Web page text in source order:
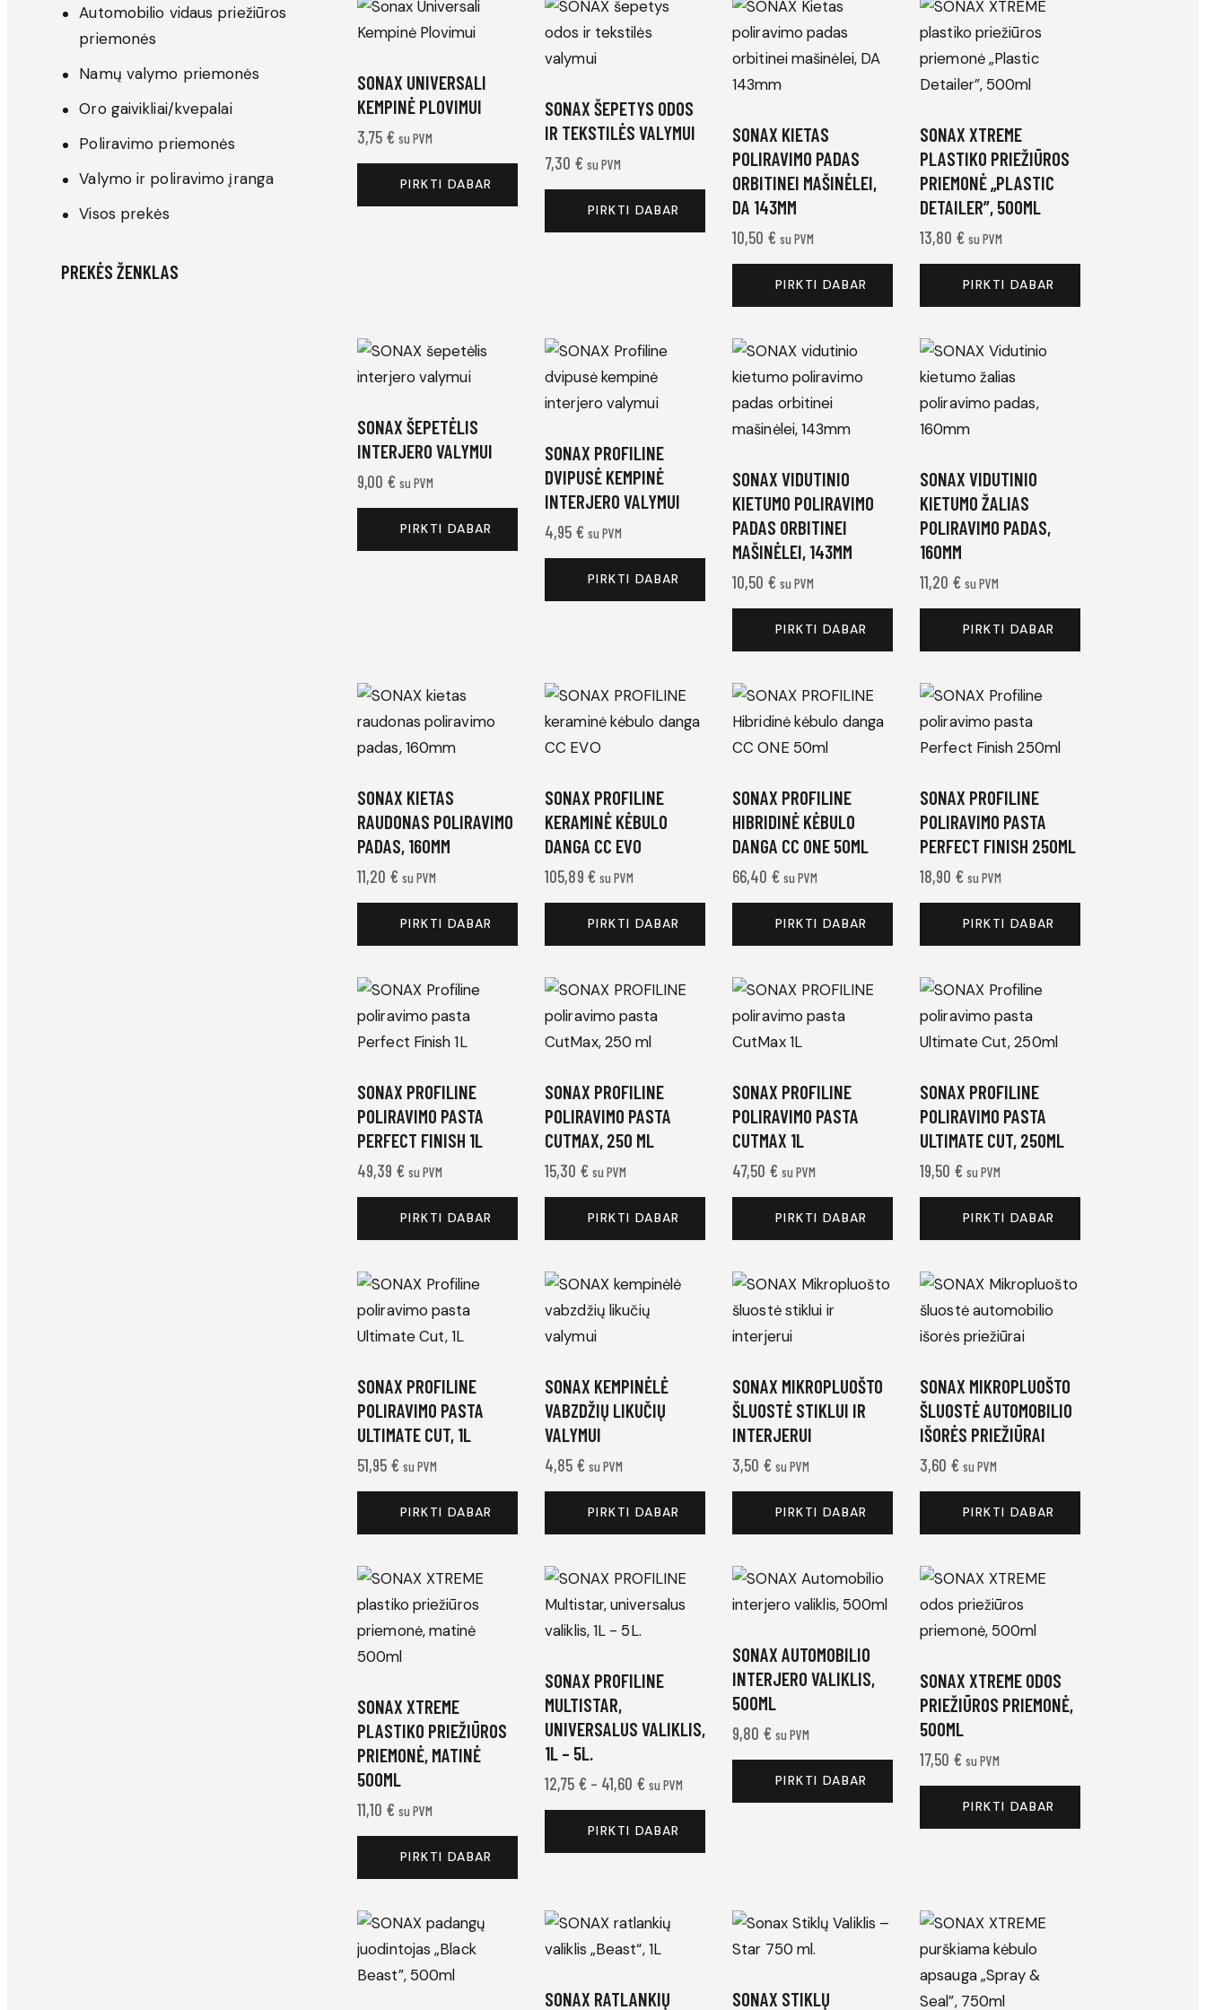
SONAX UNIVERSALI
KEMPINĖ PLOVIMUI
3,75 € su PVM
PIRKTI DABAR
SONAX ŠEPETYS ODOS
IR TEKSTILĖS VALYMUI
7,30 € su PVM
PIRKTI DABAR
SONAX KIETAS
POLIRAVIMO PADAS
ORBITINEI MAŠINĖLEI,
DA 143MM
10,50 € su PVM
PIRKTI DABAR
SONAX XTREME
PLASTIKO PRIEŽIŪROS
PRIEMONĖ „PLASTIC
DETAILER”, 500ML
13,80 € su PVM
PIRKTI DABAR
SONAX ŠEPETĖLIS
INTERJERO VALYMUI
9,00 € su PVM
PIRKTI DABAR
SONAX PROFILINE
DVIPUSĖ KEMPINĖ
INTERJERO VALYMUI
4,95 € su PVM
PIRKTI DABAR
SONAX VIDUTINIO
KIETUMO POLIRAVIMO
PADAS ORBITINEI
MAŠINĖLEI, 143MM
10,50 € su PVM
PIRKTI DABAR
SONAX VIDUTINIO
KIETUMO ŽALIAS
POLIRAVIMO PADAS,
160MM
11,20 € su PVM
PIRKTI DABAR
SONAX KIETAS
RAUDONAS POLIRAVIMO
PADAS, 160MM
11,20 € su PVM
PIRKTI DABAR
SONAX PROFILINE
KERAMINĖ KĖBULO
DANGA CC EVO
105,89 € su PVM
PIRKTI DABAR
SONAX PROFILINE
HIBRIDINĖ KĖBULO
DANGA CC ONE 50ML
66,40 € su PVM
PIRKTI DABAR
SONAX PROFILINE
POLIRAVIMO PASTA
PERFECT FINISH 250ML
18,90 € su PVM
PIRKTI DABAR
SONAX PROFILINE
POLIRAVIMO PASTA
PERFECT FINISH 1L
49,39 € su PVM
PIRKTI DABAR
SONAX PROFILINE
POLIRAVIMO PASTA
CUTMAX, 250 ML
15,30 € su PVM
PIRKTI DABAR
SONAX PROFILINE
POLIRAVIMO PASTA
CUTMAX 1L
47,50 € su PVM
PIRKTI DABAR
SONAX PROFILINE
POLIRAVIMO PASTA
ULTIMATE CUT, 250ML
19,50 € su PVM
PIRKTI DABAR
SONAX PROFILINE
POLIRAVIMO PASTA
ULTIMATE CUT, 1L
51,95 € su PVM
PIRKTI DABAR
SONAX KEMPINĖLĖ
VABZDŽIŲ LIKUČIŲ
VALYMUI
4,85 € su PVM
PIRKTI DABAR
SONAX MIKROPLUOŠTO
ŠLUOSTĖ STIKLUI IR
INTERJERUI
3,50 € su PVM
PIRKTI DABAR
SONAX MIKROPLUOŠTO
ŠLUOSTĖ AUTOMOBILIO
IŠORĖS PRIEŽIŪRAI
3,60 € su PVM
PIRKTI DABAR
SONAX XTREME
PLASTIKO PRIEŽIŪROS
PRIEMONĖ, MATINĖ
500ML
11,10 € su PVM
PIRKTI DABAR
SONAX PROFILINE
MULTISTAR,
UNIVERSALUS VALIKLIS,
1L – 5L.
12,75 € – 41,60 €Price
through
41,60 €
su PVM
PIRKTI DABAR
has
multiple
The
SONAX AUTOMOBILIO
INTERJERO VALIKLIS,
500ML
9,80 € su PVM
PIRKTI DABAR
SONAX XTREME ODOS
PRIEŽIŪROS PRIEMONĖ,
500ML
17,50 € su PVM
PIRKTI DABAR
SONAX RATLANKIŲ SONAX STIKLŲ
Automobilio vidaus priežiūros
priemonės
Namų valymo priemonės
Oro gaivikliai/kvepalai
Poliravimo priemonės
Valymo ir poliravimo įranga
Visos prekės
PREKĖS ŽENKLAS